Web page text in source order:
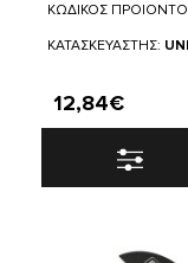
ΚΩΔΙΚΟΣ
ΚΑΤΑΣΚΕΥΑΣΤΗΣ:
12,84€